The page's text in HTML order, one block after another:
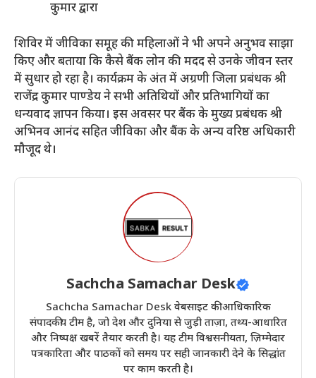
कुमार द्वारा
​शिविर में जीविका समूह की महिलाओं ने भी अपने अनुभव साझा
किए और बताया कि कैसे बैंक लोन की मदद से उनके जीवन स्तर
में सुधार हो रहा है। कार्यक्रम के अंत में अग्रणी जिला प्रबंधक श्री
राजेंद्र कुमार पाण्डेय ने सभी अतिथियों और प्रतिभागियों का
धन्यवाद ज्ञापन किया। इस अवसर पर बैंक के मुख्य प्रबंधक श्री
अभिनव आनंद सहित जीविका और बैंक के अन्य वरिष्ठ अधिकारी
मौजूद थे।
Sachcha Samachar Desk
Sachcha Samachar Desk वेबसाइट की आधिकारिक
संपादकीय टीम है, जो देश और दुनिया से जुड़ी ताज़ा, तथ्य-आधारित
और निष्पक्ष खबरें तैयार करती है। यह टीम विश्वसनीयता, ज़िम्मेदार
पत्रकारिता और पाठकों को समय पर सही जानकारी देने के सिद्धांत
पर काम करती है।